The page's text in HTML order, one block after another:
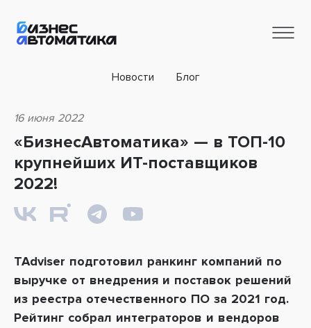
Новости Блог
16 июня 2022
«БизнесАвтоматика» — в ТОП-10
крупнейших ИТ-поставщиков
2022!
TAdviser подготовил ранкинг компаний по
выручке от внедрения и поставок решений
из реестра отечественного ПО за 2021 год.
Рейтинг собрал интеграторов и вендоров